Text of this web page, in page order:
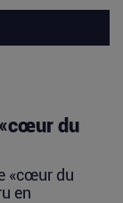
du
«cœur du
en